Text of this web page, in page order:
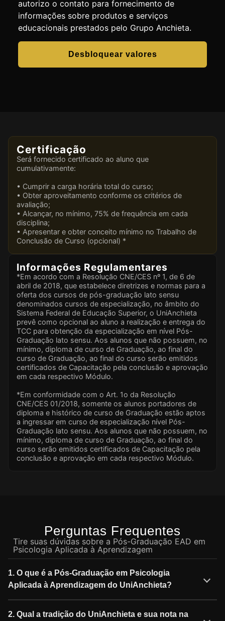
autorizo o contato para fornecimento de
informações sobre produtos e serviços
educacionais prestados pelo Grupo Anchieta.
Desbloquear valores
Certificação
Será fornecido certificado ao aluno que
cumulativamente:
• Cumprir a carga horária total do curso;
• Obter aproveitamento conforme os critérios de
avaliação;
• Alcançar, no mínimo, 75% de frequência em cada
disciplina;
• Apresentar e obter conceito mínimo no Trabalho de
Conclusão de Curso (opcional) *
Informações Regulamentares
*Em acordo com a Resolução CNE/CES nº 1, de 6 de
abril de 2018, que estabelece diretrizes e normas para a
oferta dos cursos de pós-graduação lato sensu
denominados cursos de especialização, no âmbito do
Sistema Federal de Educação Superior, o UniAnchieta
prevê como opcional ao aluno a realização e entrega do
TCC para obtenção da especialização em nível Pós-
Graduação lato sensu. Aos alunos que não possuem, no
mínimo, diploma de curso de Graduação, ao final do
curso de Graduação, ao final do curso serão emitidos
certificados de Capacitação pela conclusão e aprovação
em cada respectivo Módulo.
*Em conformidade com o Art. 1o da Resolução
CNE/CES 01/2018, somente os alunos portadores de
diploma e histórico de curso de Graduação estão aptos
a ingressar em curso de especialização nível Pós-
Graduação lato sensu. Aos alunos que não possuem, no
mínimo, diploma de curso de Graduação, ao final do
curso serão emitidos certificados de Capacitação pela
conclusão e aprovação em cada respectivo Módulo.
Perguntas Frequentes
Tire suas dúvidas sobre a Pós-Graduação EAD em
Psicologia Aplicada à Aprendizagem
1. O que é a Pós-Graduação em Psicologia
Aplicada à Aprendizagem do UniAnchieta?
2. Qual a tradição do UniAnchieta e sua nota na